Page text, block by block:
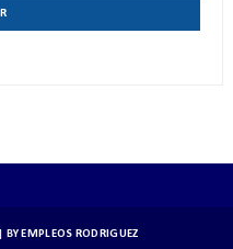
| BYEMPLEOS RODRIGUEZ